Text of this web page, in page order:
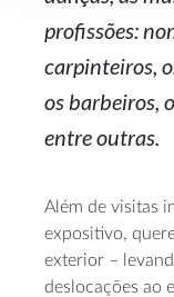
profissões:
carpinteiros,
os barbeiros,
entre outras.
Além de visitas
expositivo,
exterior –
deslocações ao